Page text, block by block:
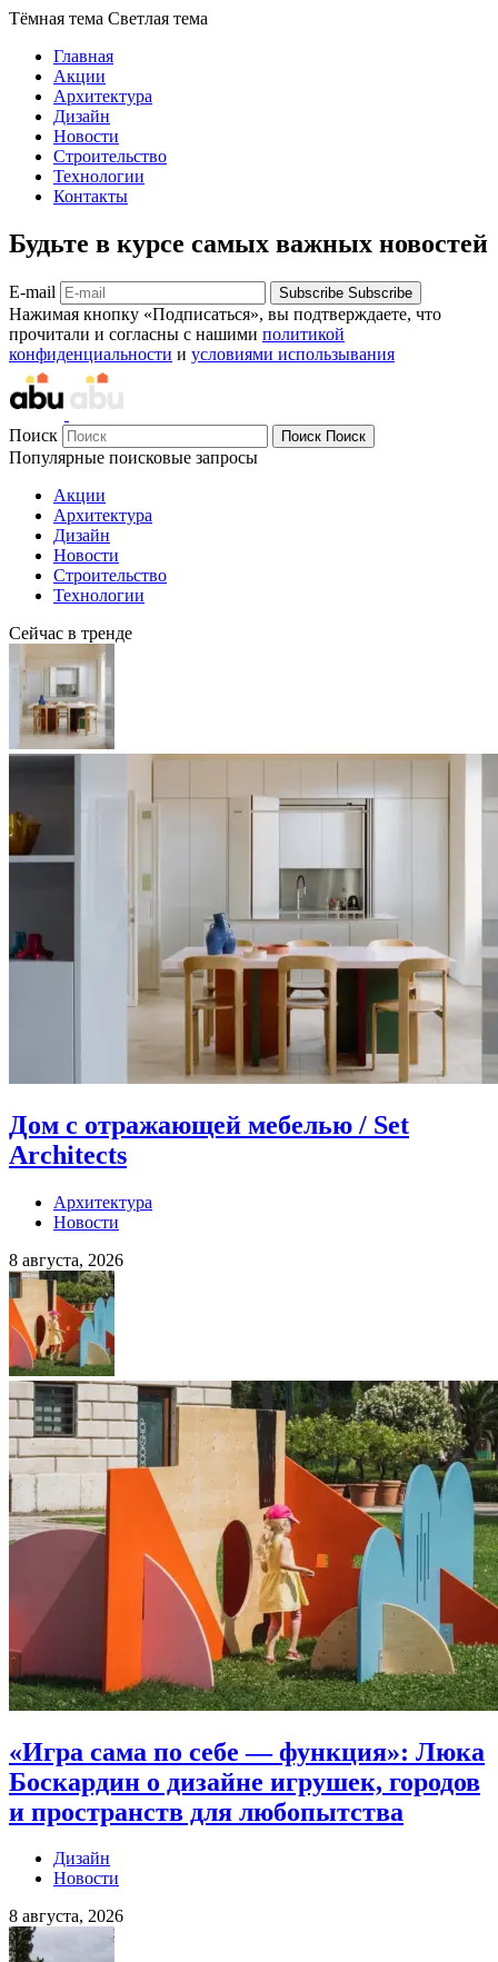
Тёмная тема Светлая тема
Главная
Акции
Архитектура
Дизайн
Новости
Строительство
Технологии
Контакты
Будьте в курсе самых важных новостей
E-mail Subscribe Subscribe
Нажимая кнопку «Подписаться», вы подтверждаете, что
прочитали и согласны с нашими политикой
конфиденциальности и условиями использывания
Поиск Поиск Поиск
Популярные поисковые запросы
Акции
Архитектура
Дизайн
Новости
Строительство
Технологии
Сейчас в тренде
Дом с отражающей мебелью / Set
Architects
Архитектура
Новости
8 августа, 2026
«Игра сама по себе — функция»: Люка
Боскардин о дизайне игрушек, городов
и пространств для любопытства
Дизайн
Новости
8 августа, 2026